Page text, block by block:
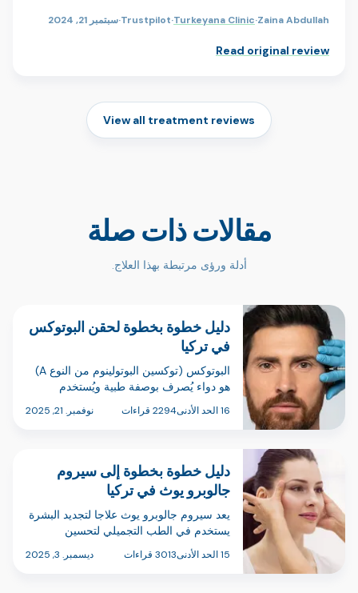
Zaina Abdullah
·
Turkeyana Clinic
·
Trustpilot
·سبتمبر 21, 2024
Read original review
View all treatment reviews
مقالات ذات صلة
أدلة ورؤى مرتبطة بهذا العلاج.
دليل خطوة بخطوة لحقن البوتوكس
في تركيا
البوتوكس (توكسين البوتولينوم من النوع A)
هو دواء يُصرف بوصفة طبية ويُستخدم
بجرعات صغيرة ومحسوبة بعناية لإرخاء
عضلات الوجه المستهدفة وتخفيف الخطوط
16 الحد الأدنى 2294 قراءات نوفمبر. 21, 2025
دليل خطوة بخطوة إلى سيروم
جالوبرو يوث في تركيا
يعد سيروم جالوبرو يوث علاجا لتجديد البشرة
يستخدم في الطب التجميلي لتحسين
الترطيب والمرونة والجودة العامة للجلد.
وفي تركيا، يقدم هذا العلاج عادة في عيادات
15 الحد الأدنى 3013 قراءات ديسمبر. 3, 2025